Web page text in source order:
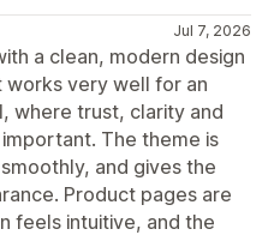
Jul 7, 2026
a clean, modern design
works very well for an
where trust, clarity and
The theme is
and gives the
Product pages are
feels intuitive, and the